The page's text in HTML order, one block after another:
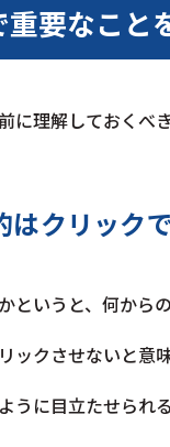
要なこと
に理解しておくべ
はクリック
というと、何から
ックさせないと意
うに目立たせられ